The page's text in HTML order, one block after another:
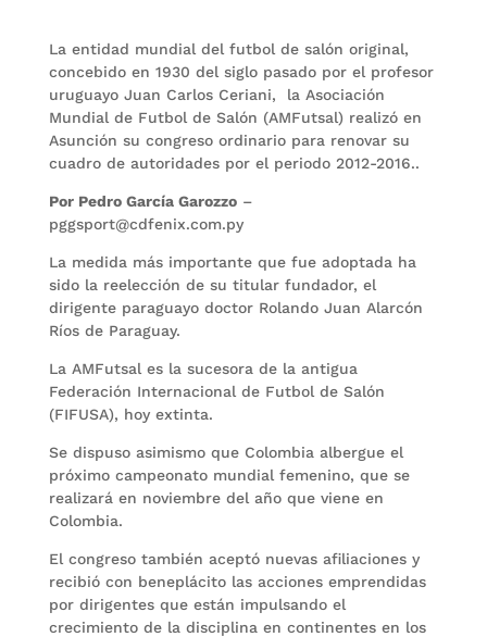
La entidad mundial del futbol de salón original,
concebido en 1930 del siglo pasado por el profesor
uruguayo Juan Carlos Ceriani, la Asociación
Mundial de Futbol de Salón (AMFutsal) realizó en
Asunción su congreso ordinario para renovar su
cuadro de autoridades por el periodo 2012-2016..
Por Pedro García Garozzo–
pggsport@cdfenix.com.py
La medida más importante que fue adoptada ha
sido la reelección de su titular fundador, el
dirigente paraguayo doctor Rolando Juan Alarcón
Ríos de Paraguay.
La AMFutsal es la sucesora de la antigua
Federación Internacional de Futbol de Salón
(FIFUSA), hoy extinta.
Se dispuso asimismo que Colombia albergue el
próximo campeonato mundial femenino, que se
realizará en noviembre del año que viene en
Colombia.
El congreso también aceptó nuevas afiliaciones y
recibió con beneplácito las acciones emprendidas
por dirigentes que están impulsando el
crecimiento de la disciplina en continentes en los